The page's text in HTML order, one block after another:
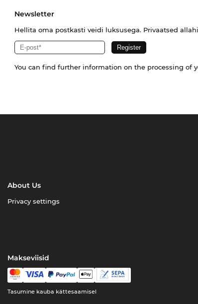
Newsletter
Hellita oma postkasti veidi luksusega. Privaatsed
You can find further information on the processing of
About Us
Privacy settings
Makseviisid
Tasumine kauba kättesaamisel